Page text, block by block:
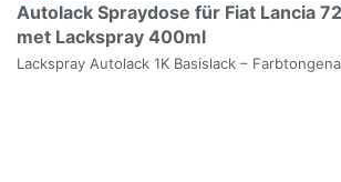
Autolack Spraydose für Fiat Lancia
met Lackspray 400ml
Lackspray Autolack 1K Basislack –